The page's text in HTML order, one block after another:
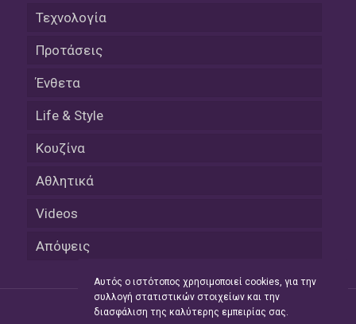
Τεχνολογία
Προτάσεις
Ένθετα
Life & Style
Κουζίνα
Αθλητικά
Videos
Απόψεις
Αυτός ο ιστότοπος χρησιμοποιεί cookies, για την
συλλογή στατιστικών στοιχείων και την
διασφάλιση της καλύτερης εμπειρίας σας.